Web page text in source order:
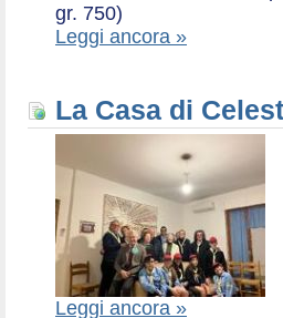
gr. 750)
Leggi ancora »
La Casa di
Leggi ancora »